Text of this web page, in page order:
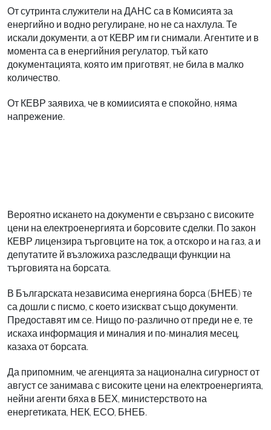
От сутринта служители на ДАНС са в Комисията за
енергийно и водно регулиране, но не са нахлула. Те
искали документи, а от КЕВР им ги снимали. Агентите и в
момента са в енергийния регулатор, тъй като
документацията, която им приготвят, не била в малко
количество.
От КЕВР заявиха, че в комиисията е спокойно, няма
напрежение.
Вероятно искането на документи е свързано с високите
цени на електроенергията и борсовите сделки. По закон
КЕВР лицензира търговците на ток, а отскоро и на газ, а и
депутатите й възложиха разследващи функции на
търговията на борсата.
В Българската независима енергияна борса (БНЕБ) те
са дошли с писмо, с което изискват също документи.
Предоставят им се. Нищо по-различно от преди не е, те
искаха информация и миналия и по-миналия месец,
казаха от борсата.
Да припомним, че агенцията за национална сигурност от
август се занимава с високите цени на електроенергията,
нейни агенти бяха в БЕХ, министерството на
енергетиката, НЕК, ЕСО, БНЕБ.